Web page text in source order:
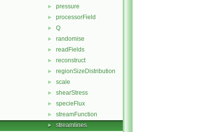
► pressure
► processorField
► Q
► randomise
► readFields
► reconstruct
► regionSizeDistribution
► scale
► shearStress
► specieFlux
► streamFunction
► streamlines